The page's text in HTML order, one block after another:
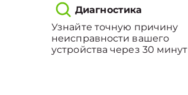
Диагностика
Узнайте точную причину
неисправности вашего
устройства через 30 минут